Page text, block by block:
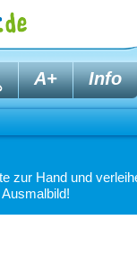
A+ Info
zur Hand und